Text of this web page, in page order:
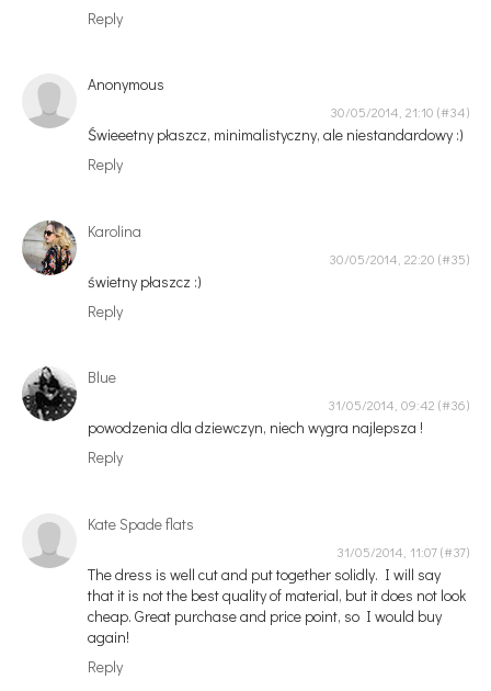
Reply
Anonymous
30/05/2014, 21:10
Świeeetny płaszcz, minimalistyczny, ale niestandardowy :)
Reply
Karolina
30/05/2014, 22:20
świetny płaszcz :)
Reply
Blue
31/05/2014, 09:42
powodzenia dla dziewczyn, niech wygra najlepsza !
Reply
Kate Spade flats
31/05/2014, 11:07
The dress is well cut and put together solidly. I will say
that it is not the best quality of material, but it does not look
cheap. Great purchase and price point, so I would buy
again!
Reply